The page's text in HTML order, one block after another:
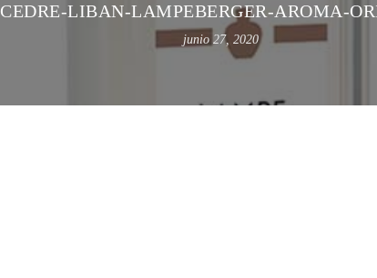
CEDRE-LIBAN-LAMPEBERGER-AROMA-
junio 27, 2020